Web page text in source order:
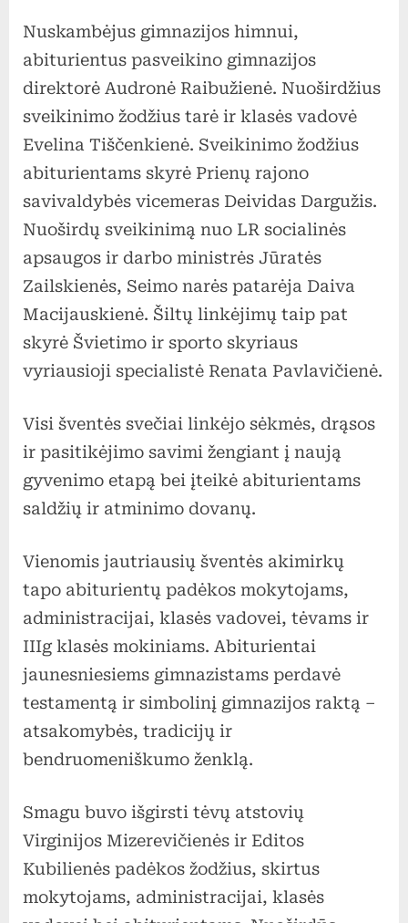
Nuskambėjus gimnazijos himnui,
abiturientus pasveikino gimnazijos
direktorė Audronė Raibužienė. Nuoširdžius
sveikinimo žodžius tarė ir klasės vadovė
Evelina Tiščenkienė. Sveikinimo žodžius
abiturientams skyrė Prienų rajono
savivaldybės vicemeras Deividas Dargužis.
Nuoširdų sveikinimą nuo LR socialinės
apsaugos ir darbo ministrės Jūratės
Zailskienės, Seimo narės patarėja Daiva
Macijauskienė. Šiltų linkėjimų taip pat
skyrė Švietimo ir sporto skyriaus
vyriausioji specialistė Renata Pavlavičienė.
Visi šventės svečiai linkėjo sėkmės, drąsos
ir pasitikėjimo savimi žengiant į naują
gyvenimo etapą bei įteikė abiturientams
saldžių ir atminimo dovanų.
Vienomis jautriausių šventės akimirkų
tapo abiturientų padėkos mokytojams,
administracijai, klasės vadovei, tėvams ir
IIIg klasės mokiniams. Abiturientai
jaunesniesiems gimnazistams perdavė
testamentą ir simbolinį gimnazijos raktą –
atsakomybės, tradicijų ir
bendruomeniškumo ženklą.
Smagu buvo išgirsti tėvų atstovių
Virginijos Mizerevičienės ir Editos
Kubilienės padėkos žodžius, skirtus
mokytojams, administracijai, klasės